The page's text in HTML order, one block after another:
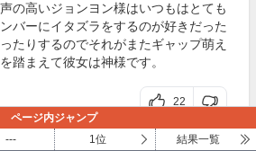
の高いジョンヨン様はいつもはとても
バーにイタズラをするのが好きだった
たりするのでそれがまたギャップ萌え
踏まえて彼女は神様です。
22
ページ内ジャンプ
--- 1位 結果一覧